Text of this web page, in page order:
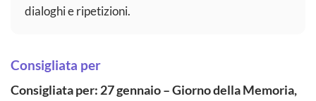
dialoghi e ripetizioni.
Consigliata per
Consigliata per: 27 gennaio – Giorno della Memoria,